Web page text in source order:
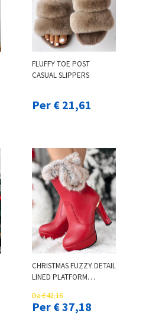
FLUFFY TOE POST
CASUAL SLIPPERS
Per € 21,61
CHRISTMAS FUZZY DETAIL
LINED PLATFORM
Da € 42,16
Per € 37,18